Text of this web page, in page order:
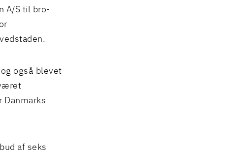
A/S til bro-
også blevet
Danmarks
af seks